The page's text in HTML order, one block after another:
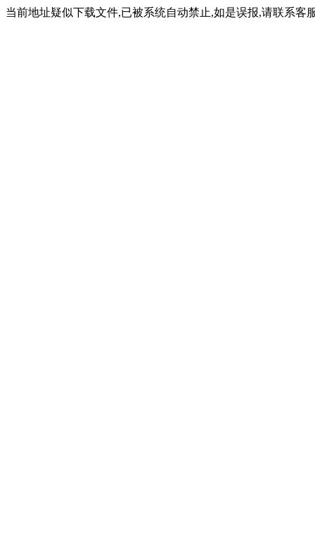
当前地址疑似下载文件,已被系统自动禁止,如是误报,请联系客